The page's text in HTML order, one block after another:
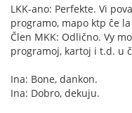
LKK-ano: Perfekte. Vi
programo, mapo ktp ĉe
Člen MKK: Odlično. Vy
programoj, kartoj i t.d. u
Ina: Bone, dankon.
Ina: Dobro, dekuju.